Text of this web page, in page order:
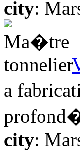
city:
a
city: